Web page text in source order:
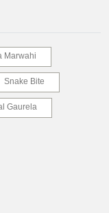
Marwahi
Snake Bite
Gaurela